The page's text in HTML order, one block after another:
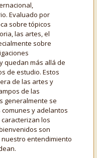
Evaluado por
sobre tópicos
las artes, el
sobre
quedan más allá de
de estudio. Estos
de las artes y
de las
generalmente se
y adelantos
los
son
entendimiento